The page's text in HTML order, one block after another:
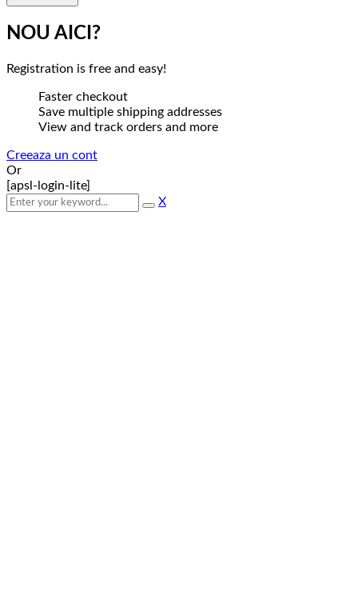
NOU AICI?
Registration is free and easy!
Faster checkout
Save multiple shipping addresses
View and track orders and more
Creeaza un cont
Or
[apsl-login-lite]
X